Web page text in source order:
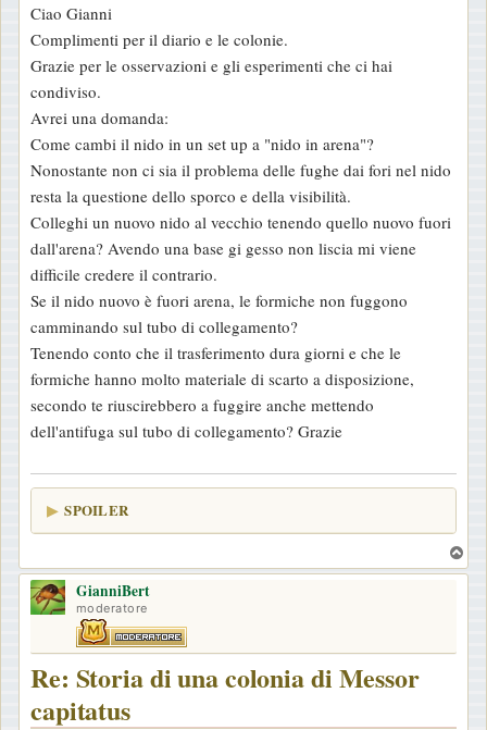
s
s
a
g
g
i
o
Ciao Gianni
Complimenti per il diario e le colonie.
Grazie per le osservazioni e gli esperimenti che ci hai
condiviso.
Avrei una domanda:
Come cambi il nido in un set up a "nido in arena"?
Nonostante non ci sia il problema delle fughe dai fori nel nido
resta la questione dello sporco e della visibilità.
Colleghi un nuovo nido al vecchio tenendo quello nuovo fuori
dall'arena? Avendo una base gi gesso non liscia mi viene
difficile credere il contrario.
Se il nido nuovo è fuori arena, le formiche non fuggono
camminando sul tubo di collegamento?
Tenendo conto che il trasferimento dura giorni e che le
formiche hanno molto materiale di scarto a disposizione,
secondo te riuscirebbero a fuggire anche mettendo
dell'antifuga sul tubo di collegamento? Grazie
SPOILER
o
GianniBert
moderatore
Re: Storia di una colonia di Messor
capitatus